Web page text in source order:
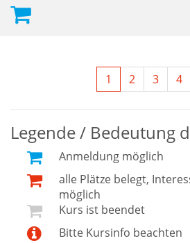
1 2 3 4
Legende / Bedeutung
Anmeldung möglich
alle Plätze belegt,
möglich
Kurs ist beendet
Bitte Kursinfo beachten